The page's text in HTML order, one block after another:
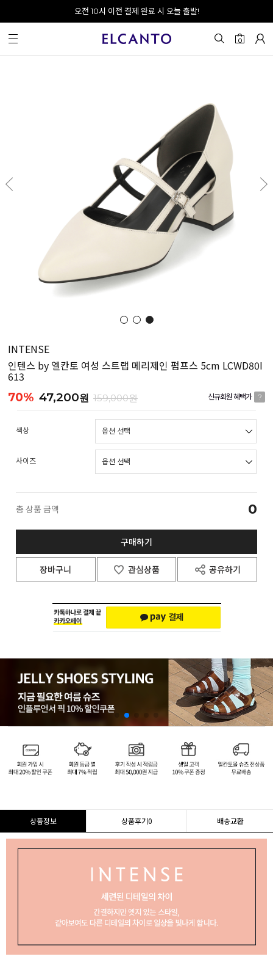
오전 10시 이전 결제 완료 시 오늘 출발!
0
INTENSE
인텐스 by 엘칸토 여성 스트랩 메리제인 펌프스 5cm LCWD80I
613
70% 47,200원 159,000원 신규회원 혜택가 ?
색상
사이즈
총 상품 금액 0
구매하기
장바구니 관심상품 공유하기
상품정보 상품후기0 배송교환